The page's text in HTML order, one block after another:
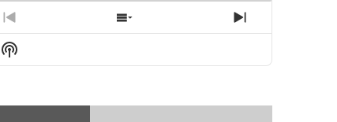
Previous
Episode
Show
Episodes
Next
Episode
Show
Podcast